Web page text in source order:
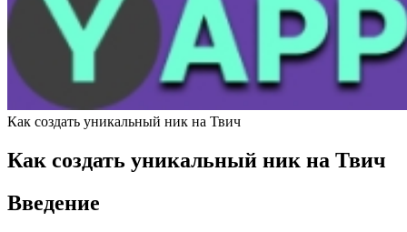
Как создать уникальный ник на Твич
Как создать уникальный ник на Твич
Введение